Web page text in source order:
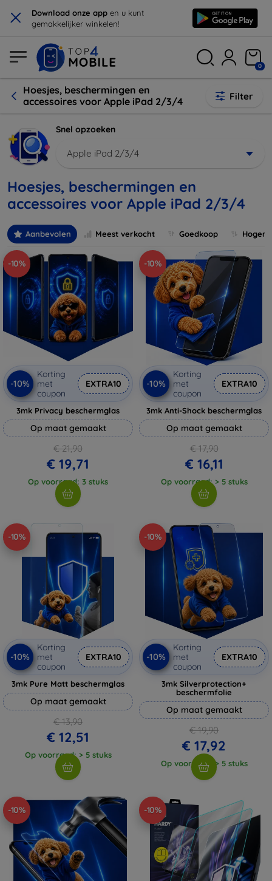
× Download onze app en u kunt
gemakkelijker winkelen!
0
Hoesjes, beschermingen en
accessoires voor Apple iPad 2/3/4
Filter
Snel opzoeken
Apple iPad 2/3/4
Hoesjes, beschermingen en
accessoires voor Apple iPad 2/3/4
Aanbevolen Meest verkocht Goedkoop
-10%
-10%
Korting
met
coupon
EXTRA10
3mk Privacy beschermglas
Op maat gemaakt
€ 21,90
€ 19,71
Op voorraad: 3 stuks
-10%
-10%
Korting
met
coupon
EXTRA10
3mk Anti-Shock beschermglas
Op maat gemaakt
€ 17,90
€ 16,11
Op voorraad: > 5 stuks
-10%
-10%
Korting
met
coupon
EXTRA10
3mk Pure Matt beschermglas
Op maat gemaakt
€ 13,90
€ 12,51
Op voorraad: > 5 stuks
-10%
-10%
Korting
met
coupon
EXTRA10
3mk Silverprotection+
beschermfolie
Op maat gemaakt
€ 19,90
€ 17,92
Op voorraad: > 5 stuks
-10% -10%